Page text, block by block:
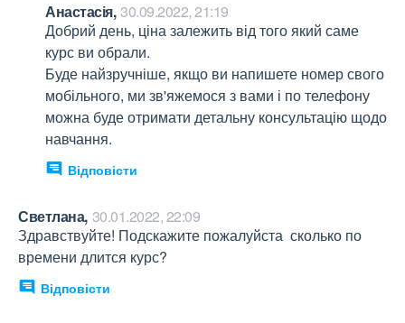
Анастасія, 30.09.2022, 21:19
Добрий день, ціна залежить від того який саме
курс ви обрали.
Буде найзручніше, якщо ви напишете номер свого
мобільного, ми зв'яжемося з вами і по телефону
можна буде отримати детальну консультацію щодо
навчання.
Відповісти
Светлана, 30.01.2022, 22:09
Здравствуйте! Подскажите пожалуйста  сколько по
времени длится курс?
Відповісти